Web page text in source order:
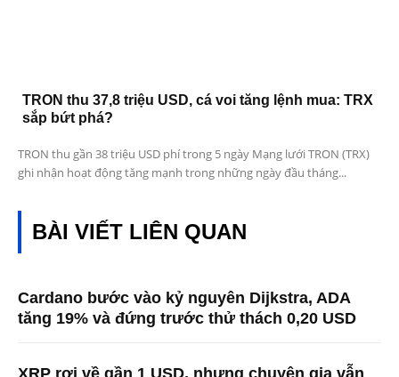
TRON thu 37,8 triệu USD, cá voi tăng lệnh mua: TRX
sắp bứt phá?
TRON thu gần 38 triệu USD phí trong 5 ngày Mạng lưới TRON (TRX)
ghi nhận hoạt động tăng mạnh trong những ngày đầu tháng...
BÀI VIẾT LIÊN QUAN
Cardano bước vào kỷ nguyên Dijkstra, ADA
tăng 19% và đứng trước thử thách 0,20 USD
XRP rơi về gần 1 USD, nhưng chuyên gia vẫn